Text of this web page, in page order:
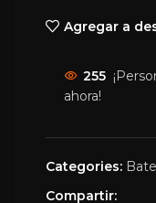
Agregar a
255
ahora!
Categories:
Compartir: